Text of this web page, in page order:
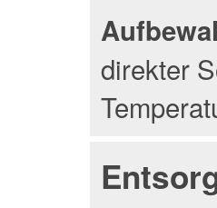
direkter